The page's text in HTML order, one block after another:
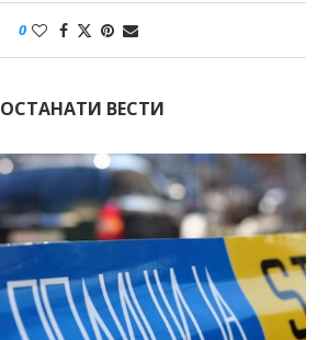
0
ОСТАНАТИ ВЕСТИ